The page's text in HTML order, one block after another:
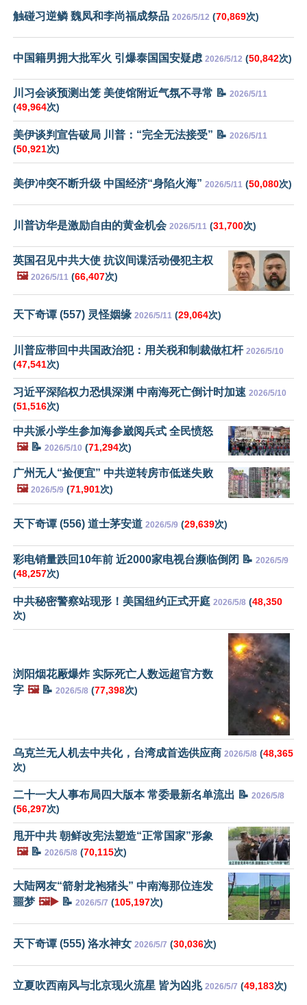
触碰习逆鳞 魏凤和李尚福成祭品 2026/5/12 (70,869次)
中国籍男拥大批军火 引爆泰国国安疑虑 2026/5/12 (50,842次)
川习会谈预测出笼 美使馆附近气氛不寻常 📝 2026/5/11
(49,964次)
美伊谈判宣告破局 川普：“完全无法接受” 📝 2026/5/11
(50,921次)
美伊冲突不断升级 中国经济“身陷火海” 2026/5/11 (50,080次)
川普访华是激励自由的黄金机会 2026/5/11 (31,700次)
英国召见中共大使 抗议间谍活动侵犯主权
🖼️ 2026/5/11 (66,407次)
天下奇谭 (557) 灵怪姻缘 2026/5/11 (29,064次)
川普应带回中共国政治犯：用关税和制裁做杠杆 2026/5/10
(47,541次)
习近平深陷权力恐惧深渊 中南海死亡倒计时加速 2026/5/10
(51,516次)
中共派小学生参加海参崴阅兵式 全民愤怒
🖼️📝 2026/5/10 (71,294次)
广州无人“捡便宜” 中共逆转房市低迷失败
🖼️ 2026/5/9 (71,901次)
天下奇谭 (556) 道士茅安道 2026/5/9 (29,639次)
彩电销量跌回10年前 近2000家电视台濒临倒闭 📝 2026/5/9
(48,257次)
中共秘密警察站现形！美国纽约正式开庭 2026/5/8 (48,350
次)
浏阳烟花厰爆炸 实际死亡人数远超官方数
字 🖼️📝 2026/5/8 (77,398次)
乌克兰无人机去中共化，台湾成首选供应商 2026/5/8 (48,365
次)
二十一大人事布局四大版本 常委最新名单流出 📝 2026/5/8
(56,297次)
甩开中共 朝鲜改宪法塑造“正常国家”形象
🖼️📝 2026/5/8 (70,115次)
大陆网友“箭射龙袍猪头” 中南海那位连发
噩梦 🖼️▶️ 📝 2026/5/7 (105,197次)
天下奇谭 (555) 洛水神女 2026/5/7 (30,036次)
立夏吹西南风与北京现火流星 皆为凶兆 2026/5/7 (49,183次)